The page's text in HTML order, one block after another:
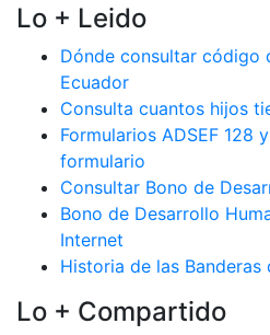
Lo + Leido
Dónde consultar código
Ecuador
Consulta cuantos hijos
Formularios ADSEF 128
formulario
Consultar Bono de
Bono de Desarrollo
Internet
Historia de las
Lo + Compartido